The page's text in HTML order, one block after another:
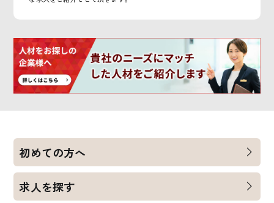
初めての方へ
求人を探す